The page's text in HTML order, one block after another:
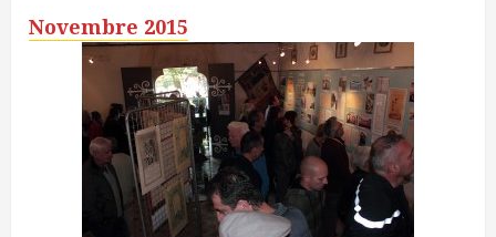
Novembre 2015